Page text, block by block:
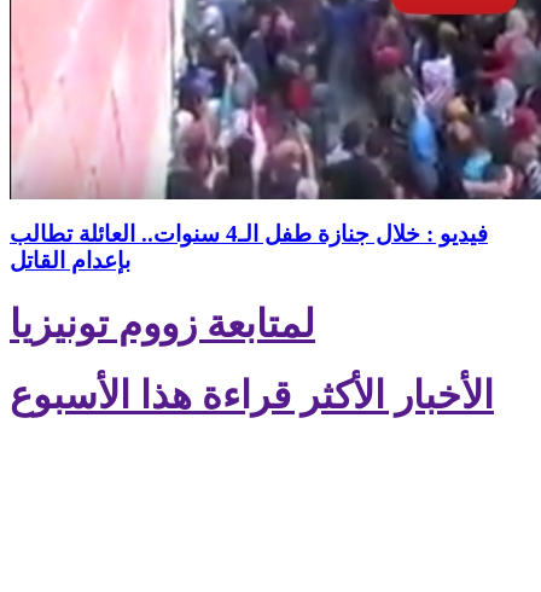
فيديو : خلال جنازة طفل الـ4 سنوات.. العائلة تطالب
بإعدام القاتل
لمتابعة زووم تونيزيا
الأخبار الأكثر قراءة هذا الأسبوع